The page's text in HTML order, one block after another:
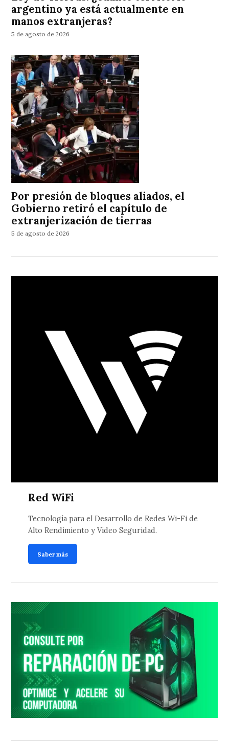
argentino ya está actualmente en
manos extranjeras?
5 de agosto de 2026
Por presión de bloques aliados, el
Gobierno retiró el capítulo de
extranjerización de tierras
5 de agosto de 2026
Red WiFi
Tecnología para el Desarrollo de Redes Wi-Fi de
Alto Rendimiento y Video Seguridad.
Saber más